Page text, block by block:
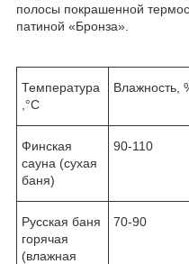
полосы покрашенной
патиной «Бронза».
Температура
,°С
Влажность,
Финская
сауна (сухая
баня)
90-110
Русская баня
горячая
(влажная
70-90